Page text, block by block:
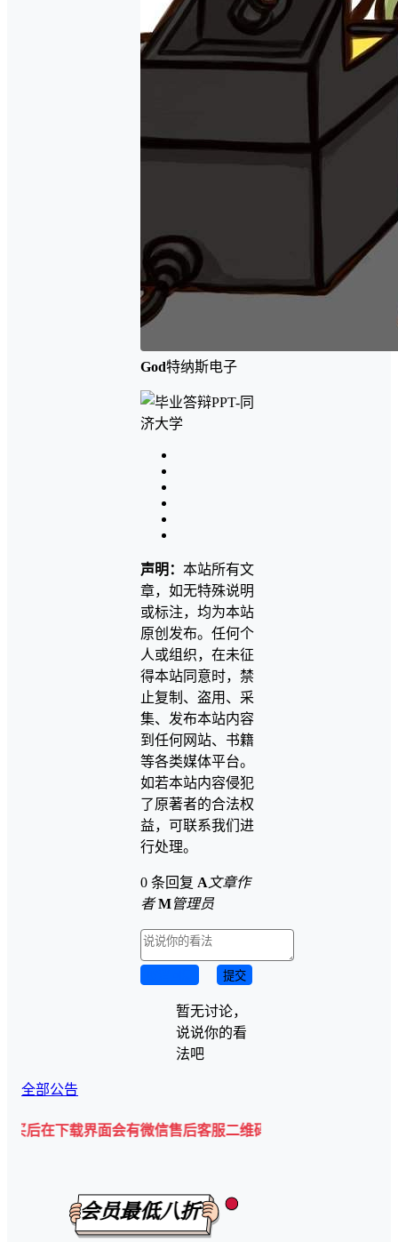
God特纳斯电子
声明： 本站所有文
章，如无特殊说明
或标注，均为本站
原创发布。任何个
人或组织，在未征
得本站同意时，禁
止复制、盗用、采
集、发布本站内容
到任何网站、书籍
等各类媒体平台。
如若本站内容侵犯
了原著者的合法权
益，可联系我们进
行处理。
0 条回复 A 文章作
者 M管理员
提交
暂无讨论，
说说你的看
法吧
全部公告
界面会有微信售后客服二维码💡